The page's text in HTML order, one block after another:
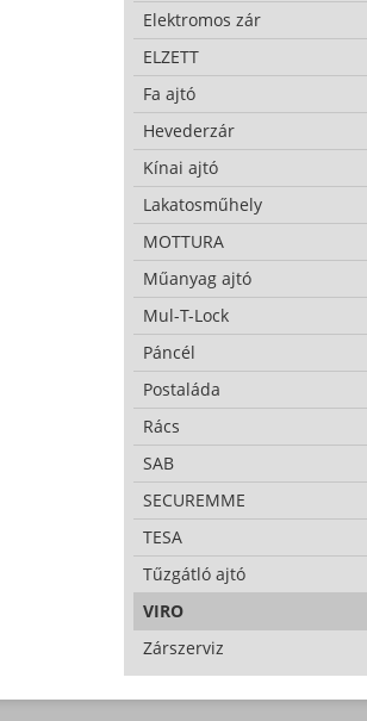
Elektromos zár
ELZETT
Fa ajtó
Hevederzár
Kínai ajtó
Lakatosműhely
MOTTURA
Műanyag ajtó
Mul-T-Lock
Páncél
Postaláda
Rács
SAB
SECUREMME
TESA
Tűzgátló ajtó
VIRO
Zárszerviz